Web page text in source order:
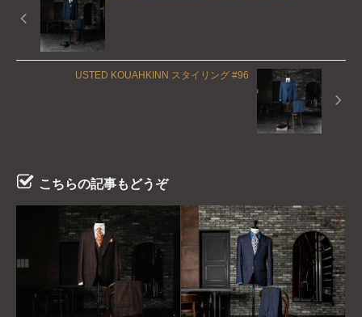
USTED KOUAHKINN スタイリング #96
こちらの記事もどうぞ